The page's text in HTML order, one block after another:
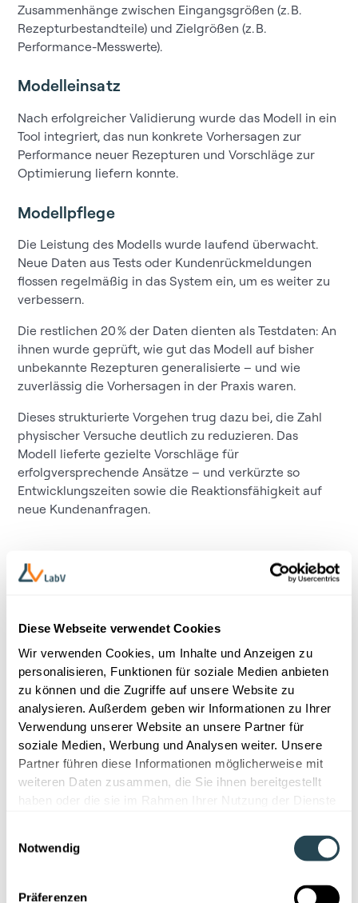
Diese Webseite verwendet Cookies
Wir verwenden Cookies, um Inhalte und Anzeigen zu
personalisieren, Funktionen für soziale Medien anbieten
zu können und die Zugriffe auf unsere Website zu
analysieren. Außerdem geben wir Informationen zu Ihrer
Verwendung unserer Website an unsere Partner für
soziale Medien, Werbung und Analysen weiter. Unsere
Partner führen diese Informationen möglicherweise mit
weiteren Daten zusammen, die Sie ihnen bereitgestellt
haben oder die sie im Rahmen Ihrer Nutzung der Dienste
Notwendig
Präferenzen
Zusammenhänge zwischen Eingangsgrößen (z. B.
Rezepturbestandteile) und Zielgrößen (z. B.
Performance-Messwerte).
Modelleinsatz
Nach erfolgreicher Validierung wurde das Modell in ein
Tool integriert, das nun konkrete Vorhersagen zur
Performance neuer Rezepturen und Vorschläge zur
Optimierung liefern konnte.
Modellpflege
Die Leistung des Modells wurde laufend überwacht.
Neue Daten aus Tests oder Kundenrückmeldungen
flossen regelmäßig in das System ein, um es weiter zu
verbessern.
Die restlichen 20 % der Daten dienten als Testdaten: An
ihnen wurde geprüft, wie gut das Modell auf bisher
unbekannte Rezepturen generalisierte – und wie
zuverlässig die Vorhersagen in der Praxis waren.
Dieses strukturierte Vorgehen trug dazu bei, die Zahl
physischer Versuche deutlich zu reduzieren. Das
Modell lieferte gezielte Vorschläge für
erfolgversprechende Ansätze – und verkürzte so
Entwicklungszeiten sowie die Reaktionsfähigkeit auf
neue Kundenanfragen.
Ein strukturierter Ansatz ist notwendig, damit Machine Learning
sein Potenzial entfalten kann.
Weitere Einsatzbereiche in
Forschung und Qualitätssicherung
Modelle können historische Messdaten auswerten, um
Defekte hindeuten. So lassen sich Probleme frühzeitig